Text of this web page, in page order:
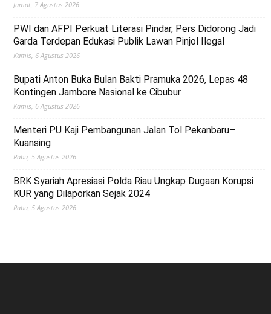
Jumat, 7 Agustus 2026
PWI dan AFPI Perkuat Literasi Pindar, Pers Didorong Jadi
Garda Terdepan Edukasi Publik Lawan Pinjol Ilegal
Kamis, 6 Agustus 2026
Bupati Anton Buka Bulan Bakti Pramuka 2026, Lepas 48
Kontingen Jambore Nasional ke Cibubur
Kamis, 6 Agustus 2026
Menteri PU Kaji Pembangunan Jalan Tol Pekanbaru–
Kuansing
Rabu, 5 Agustus 2026
BRK Syariah Apresiasi Polda Riau Ungkap Dugaan Korupsi
KUR yang Dilaporkan Sejak 2024
Rabu, 5 Agustus 2026